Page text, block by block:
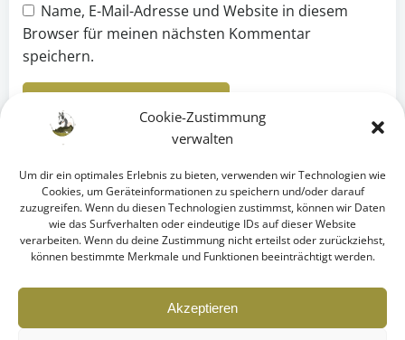
Cookie-Zustimmung
verwalten
Um dir ein optimales Erlebnis zu bieten, verwenden wir Technologien wie
Cookies, um Geräteinformationen zu speichern und/oder darauf
zuzugreifen. Wenn du diesen Technologien zustimmst, können wir Daten
wie das Surfverhalten oder eindeutige IDs auf dieser Website
verarbeiten. Wenn du deine Zustimmung nicht erteilst oder zurückziehst,
können bestimmte Merkmale und Funktionen beeinträchtigt werden.
Akzeptieren
Name, E-Mail-Adresse und Website in diesem
Browser für meinen nächsten Kommentar
speichern.
© 2026 Alrun Gahsche